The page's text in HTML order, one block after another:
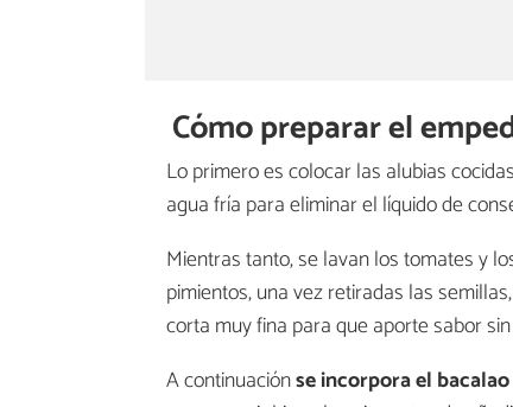
Cómo preparar el
Lo primero es colocar las alubias
agua fría para eliminar el líquido de
Mientras tanto, se lavan los tomates y
pimientos, una vez retiradas las
corta muy fina para que aporte sabor
A continuaciónse incorpora el